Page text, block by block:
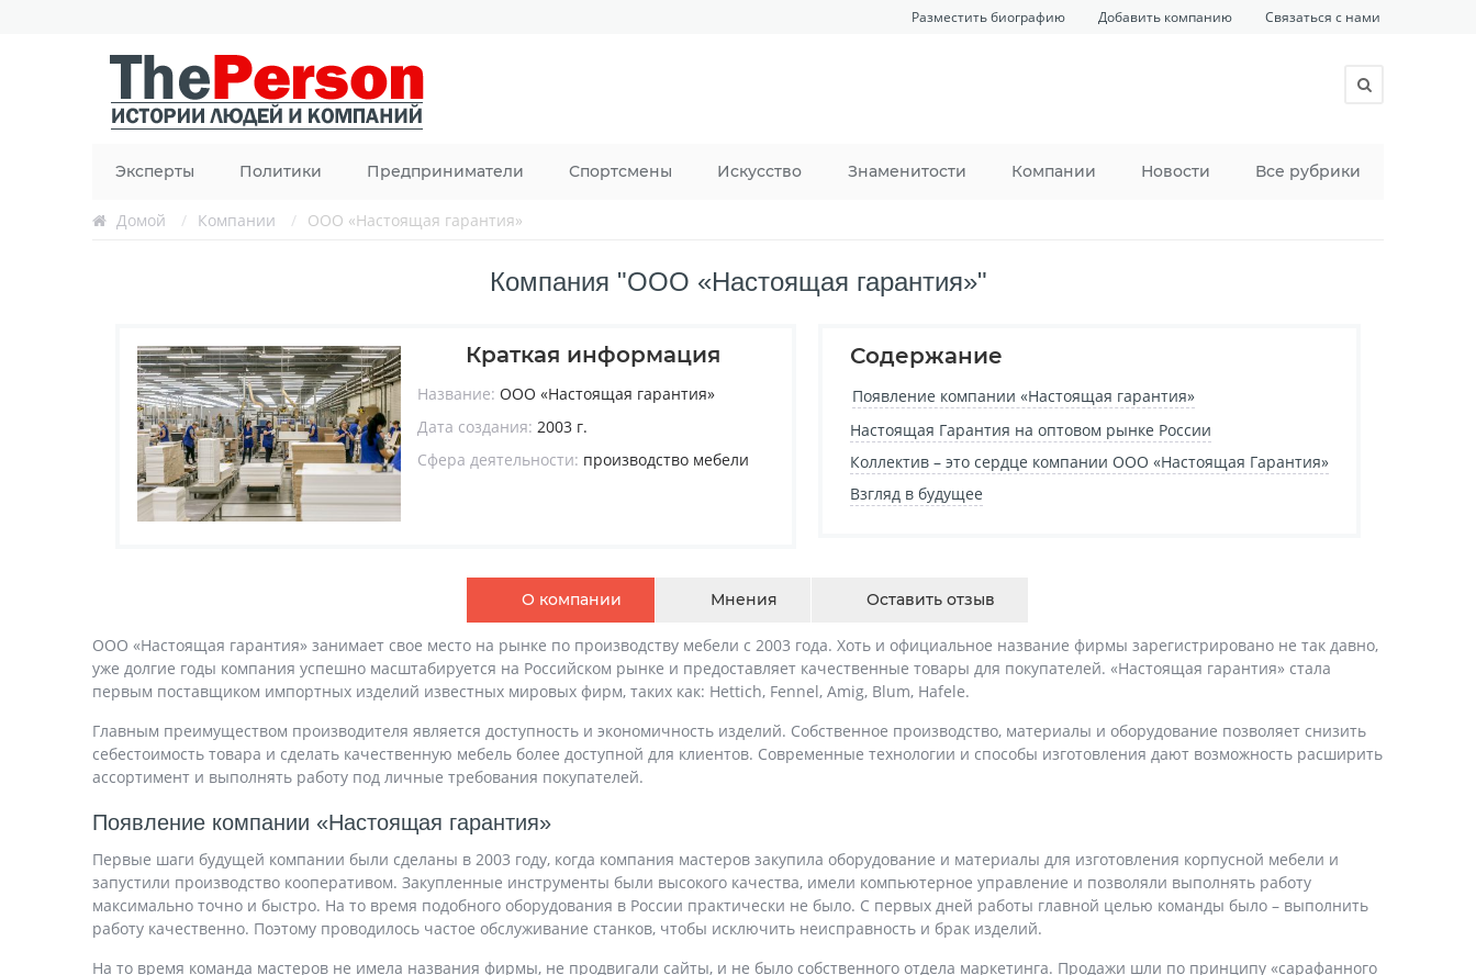
Разместить биографию Добавить компанию Связаться с нами
Эксперты Политики Предприниматели Спортсмены Искусство Знаменитости Компании Новости Все рубрики
Домой / Компании / ООО «Настоящая гарантия»
Компания "ООО «Настоящая гарантия»"
Краткая информация
Название: ООО «Настоящая гарантия»
Дата создания: 2003 г.
Сфера деятельности: производство мебели
Содержание
Появление компании «Настоящая гарантия»
Настоящая Гарантия на оптовом рынке России
Коллектив – это сердце компании ООО «Настоящая Гарантия»
Взгляд в будущее
О компании Мнения Оставить отзыв
ООО «Настоящая гарантия» занимает свое место на рынке по производству мебели с 2003 года. Хоть и официальное название фирмы зарегистрировано не так давно,
уже долгие годы компания успешно масштабируется на Российском рынке и предоставляет качественные товары для покупателей. «Настоящая гарантия» стала
первым поставщиком импортных изделий известных мировых фирм, таких как: Hettich, Fennel, Amig, Blum, Hafele.
Главным преимуществом производителя является доступность и экономичность изделий. Собственное производство, материалы и оборудование позволяет снизить
себестоимость товара и сделать качественную мебель более доступной для клиентов. Современные технологии и способы изготовления дают возможность расширить
ассортимент и выполнять работу под личные требования покупателей.
Появление компании «Настоящая гарантия»
Первые шаги будущей компании были сделаны в 2003 году, когда компания мастеров закупила оборудование и материалы для изготовления корпусной мебели и
запустили производство кооперативом. Закупленные инструменты были высокого качества, имели компьютерное управление и позволяли выполнять работу
максимально точно и быстро. На то время подобного оборудования в России практически не было. С первых дней работы главной целью команды было – выполнить
работу качественно. Поэтому проводилось частое обслуживание станков, чтобы исключить неисправность и брак изделий.
На то время команда мастеров не имела названия фирмы, не продвигали сайты, и не было собственного отдела маркетинга. Продажи шли по принципу «сарафанного